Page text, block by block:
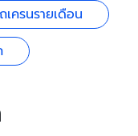
เครนรายเดือน